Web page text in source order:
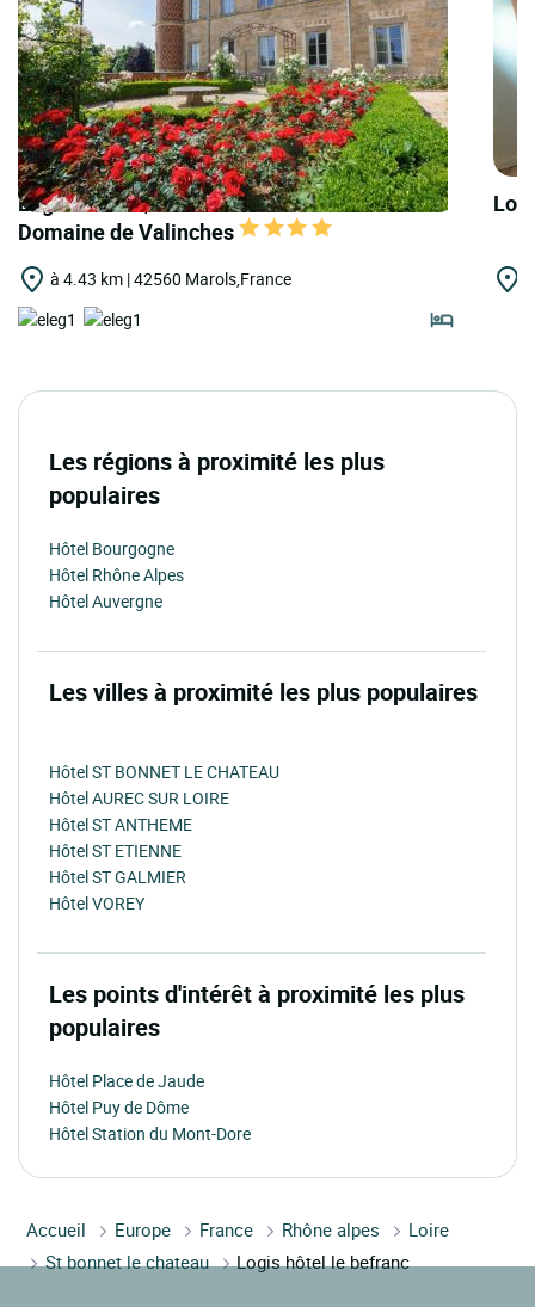
Logis Hôtels | Demeures & Châteaux
Domaine de Valinches
à 4.43 km | 42560 Marols,France
Les régions à proximité les plus
populaires
Hôtel Bourgogne
Hôtel Rhône Alpes
Hôtel Auvergne
Les villes à proximité les plus populaires
Hôtel ST BONNET LE CHATEAU
Hôtel AUREC SUR LOIRE
Hôtel ST ANTHEME
Hôtel ST ETIENNE
Hôtel ST GALMIER
Hôtel VOREY
Les points d'intérêt à proximité les plus
populaires
Hôtel Place de Jaude
Hôtel Puy de Dôme
Hôtel Station du Mont-Dore
Accueil Europe France Rhône alpes
Loire
St bonnet le chateau
Logis hôtel le befranc